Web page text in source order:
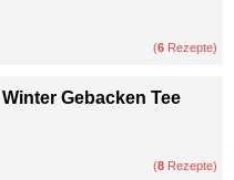
(6 Rezepte)
Winter Gebacken Tee
(8 Rezepte)